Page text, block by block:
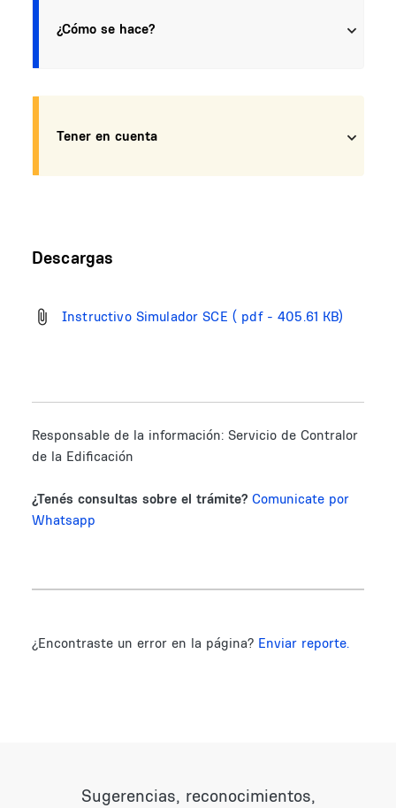
¿Cómo se hace?
Tener en cuenta
Descargas
Instructivo Simulador SCE ( pdf - 405.61 KB)
Responsable de la información: Servicio de Contralor
de la Edificación
¿Tenés consultas sobre el trámite? Comunicate por
Whatsapp
¿Encontraste un error en la página? Enviar reporte.
Sugerencias, reconocimientos,